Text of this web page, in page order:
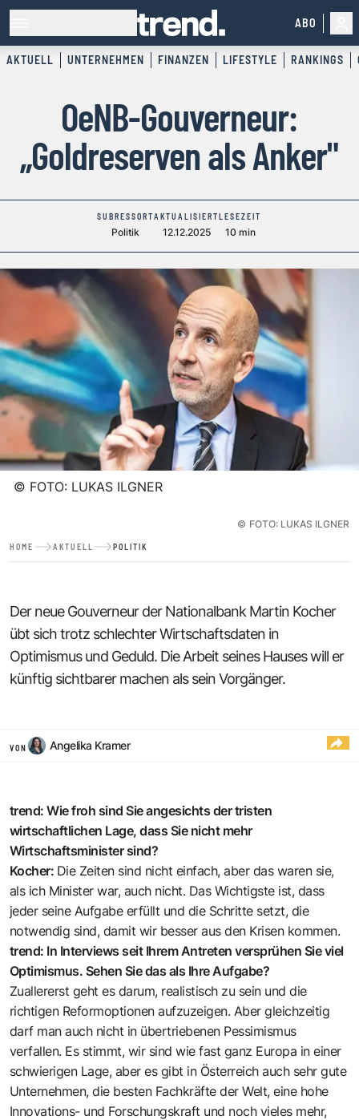
ABO
AKTUELL UNTERNEHMEN FINANZEN LIFESTYLE RANKINGS
OeNB-Gouverneur:
„Goldreserven als Anker"
SUBRESSORT
Politik
AKTUALISIERT
12.12.2025
LESEZEIT
10 min
© FOTO: LUKAS ILGNER
© FOTO: LUKAS ILGNER
HOME AKTUELL POLITIK
Der neue Gouverneur der Nationalbank Martin Kocher
übt sich trotz schlechter Wirtschaftsdaten in
Optimismus und Geduld. Die Arbeit seines Hauses will er
künftig sichtbarer machen als sein Vorgänger.
VON Angelika Kramer
trend: Wie froh sind Sie angesichts der tristen
wirtschaftlichen Lage, dass Sie nicht mehr
Wirtschaftsminister sind?
Kocher: Die Zeiten sind nicht einfach, aber das waren sie,
als ich Minister war, auch nicht. Das Wichtigste ist, dass
jeder seine Aufgabe erfüllt und die Schritte setzt, die
notwendig sind, damit wir besser aus den Krisen kommen.
trend: In Interviews seit Ihrem Antreten versprühen Sie viel
Optimismus. Sehen Sie das als Ihre Aufgabe?
Zuallererst geht es darum, realistisch zu sein und die
richtigen Reformoptionen aufzuzeigen. Aber gleichzeitig
darf man auch nicht in übertriebenen Pessimismus
verfallen. Es stimmt, wir sind wie fast ganz Europa in einer
schwierigen Lage, aber es gibt in Österreich auch sehr gute
Unternehmen, die besten Fachkräfte der Welt, eine hohe
Innovations- und Forschungskraft und noch vieles mehr,